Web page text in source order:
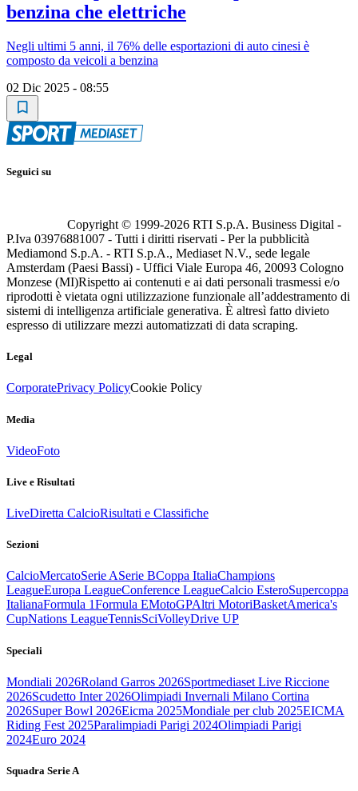
benzina che elettriche
Negli ultimi 5 anni, il 76% delle esportazioni di auto cinesi è
composto da veicoli a benzina
02 Dic 2025 - 08:55
Seguici su
Copyright © 1999-2026 RTI S.p.A. Business Digital -
P.Iva 03976881007 - Tutti i diritti riservati - Per la pubblicità
Mediamond S.p.A. - RTI S.p.A., Mediaset N.V., sede legale
Amsterdam (Paesi Bassi) - Uffici Viale Europa 46, 20093 Cologno
Monzese (MI)Rispetto ai contenuti e ai dati personali trasmessi e/o
riprodotti è vietata ogni utilizzazione funzionale all’addestramento di
sistemi di intelligenza artificiale generativa. È altresì fatto divieto
espresso di utilizzare mezzi automatizzati di data scraping.
Legal
CorporatePrivacy PolicyCookie Policy
Media
VideoFoto
Live e Risultati
LiveDiretta CalcioRisultati e Classifiche
Sezioni
CalcioMercatoSerie ASerie BCoppa ItaliaChampions
LeagueEuropa LeagueConference LeagueCalcio EsteroSupercoppa
ItalianaFormula 1Formula EMotoGPAltri MotoriBasketAmerica's
CupNations LeagueTennisSciVolleyDrive UP
Speciali
Mondiali 2026Roland Garros 2026Sportmediaset Live Riccione
2026Scudetto Inter 2026Olimpiadi Invernali Milano Cortina
2026Super Bowl 2026Eicma 2025Mondiale per club 2025EICMA
Riding Fest 2025Paralimpiadi Parigi 2024Olimpiadi Parigi
2024Euro 2024
Squadra Serie A